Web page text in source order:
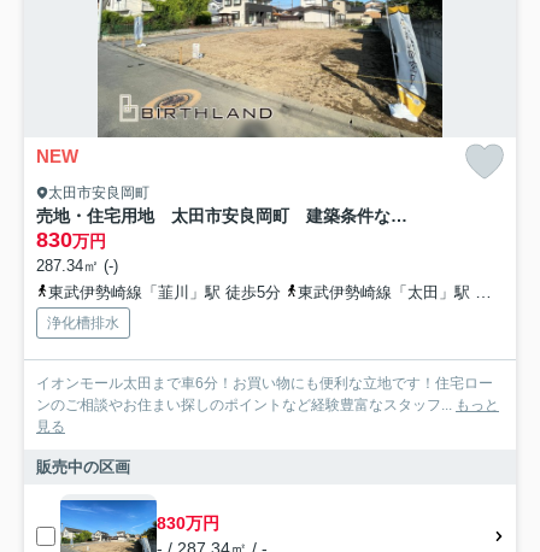
NEW
太田市安良岡町
売地・住宅用地 太田市安良岡町 建築条件なし 北の杜学園
830万円
287.34㎡ (-)
東武伊勢崎線「韮川」駅 徒歩5分
東武伊勢崎線「太田」駅 徒歩33分
浄化槽排水
イオンモール太田まで車6分！お買い物にも便利な立地です！住宅ロー
ンのご相談やお住まい探しのポイントなど経験豊富なスタッフ... もっと
見る
販売中の区画
830万円